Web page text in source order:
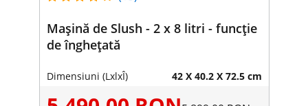
Mașină de Slush - 2 x 8 litri - funcție
de înghețată
Dimensiuni (LxlxÎ) 42 X 40.2 X 72.5 cm